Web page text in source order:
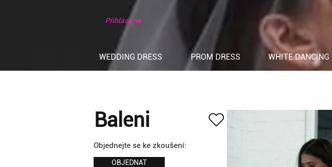
Přihlásit se
WEDDING DRESS PROM DRESS WHITE DANCING
Baleni
Objednejte se ke zkoušení:
OBJEDNAT